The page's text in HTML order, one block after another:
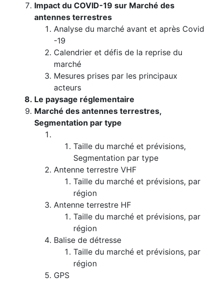
Impact du COVID-19 sur Marché des
antennes terrestres
Analyse du marché avant et après Covid
-19
Calendrier et défis de la reprise du
marché
Mesures prises par les principaux
acteurs
Le paysage réglementaire
Marché des antennes terrestres,
Segmentation par type
Taille du marché et prévisions,
Segmentation par type
Antenne terrestre VHF
Taille du marché et prévisions, par
région
Antenne terrestre HF
Taille du marché et prévisions, par
région
Balise de détresse
Taille du marché et prévisions, par
région
GPS